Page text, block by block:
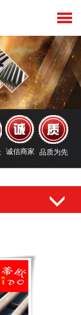
诚信商家 品质为先